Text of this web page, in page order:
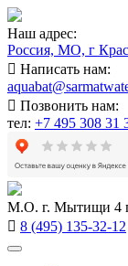
Наш адрес:
Россия, МО, г
Написать нам:
Позвонить нам:
тел: +7 495 308 31
М.О. г. Мытищи 4
8 (495) 135-32-12